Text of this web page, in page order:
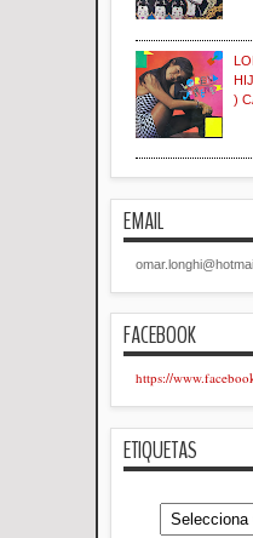
)
EMAIL
FACEBOOK
https://
ETIQUETAS